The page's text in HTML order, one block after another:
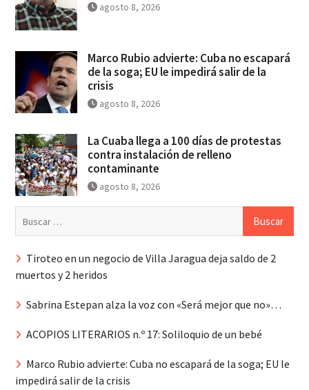
agosto 8, 2026
Marco Rubio advierte: Cuba no escapará
de la soga; EU le impedirá salir de la
crisis
agosto 8, 2026
La Cuaba llega a 100 días de protestas
contra instalación de relleno
contaminante
agosto 8, 2026
Tiroteo en un negocio de Villa Jaragua deja saldo de 2
muertos y 2 heridos
Sabrina Estepan alza la voz con «Será mejor que no»…
ACOPIOS LITERARIOS n.º 17: Soliloquio de un bebé
Marco Rubio advierte: Cuba no escapará de la soga; EU le
impedirá salir de la crisis